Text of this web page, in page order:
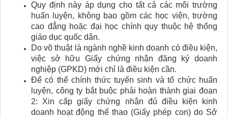
Quy định này áp dụng cho tất cả các môi trường
huấn luyện, không bao gồm các học viện, trường
cao đẳng hoặc đại học chính quy thuộc hệ thống
giáo dục quốc dân.
Do võ thuật là ngành nghề kinh doanh có điều kiện,
việc sở hữu Giấy chứng nhận đăng ký doanh
nghiệp (GPKD) mới chỉ là điều kiện cần.
Để có thể chính thức tuyển sinh và tổ chức huấn
luyện, công ty bắt buộc phải hoàn thành giai đoạn
2: Xin cấp giấy chứng nhận đủ điều kiện kinh
doanh hoạt động thể thao (Giấy phép con) do Sở